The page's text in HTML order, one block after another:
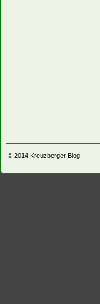
© 2014 Kreuzberger Blog